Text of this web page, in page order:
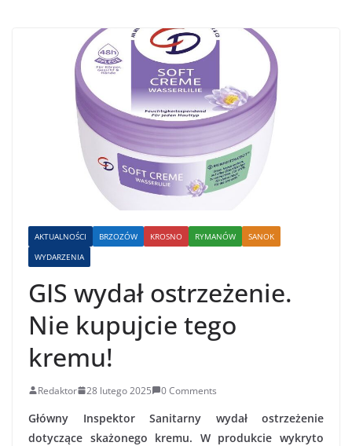
AKTUALNOŚCI BRZOZÓW KROSNO RYMANÓW
SANOK
WYDARZENIA
GIS wydał ostrzeżenie.
Nie kupujcie tego
kremu!
Redaktor 28 lutego 2025 0 Comments
Główny Inspektor Sanitarny wydał ostrzeżenie
dotyczące skażonego kremu. W produkcie wykryto